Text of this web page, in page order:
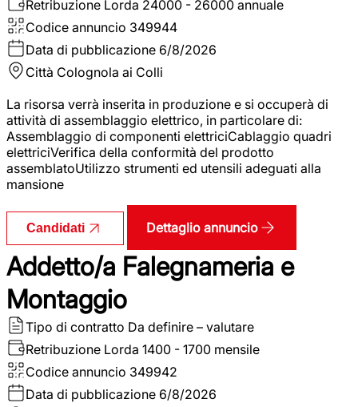
Retribuzione Lorda 24000 - 26000 annuale
Codice annuncio 349944
Data di pubblicazione 6/8/2026
Città Colognola ai Colli
La risorsa verrà inserita in produzione e si occuperà di
attività di assemblaggio elettrico, in particolare di:
Assemblaggio di componenti elettriciCablaggio quadri
elettriciVerifica della conformità del prodotto
assemblatoUtilizzo strumenti ed utensili adeguati alla
mansione
Candidati Dettaglio annuncio
Addetto/a Falegnameria e
Montaggio
Tipo di contratto Da definire – valutare
Retribuzione Lorda 1400 - 1700 mensile
Codice annuncio 349942
Data di pubblicazione 6/8/2026